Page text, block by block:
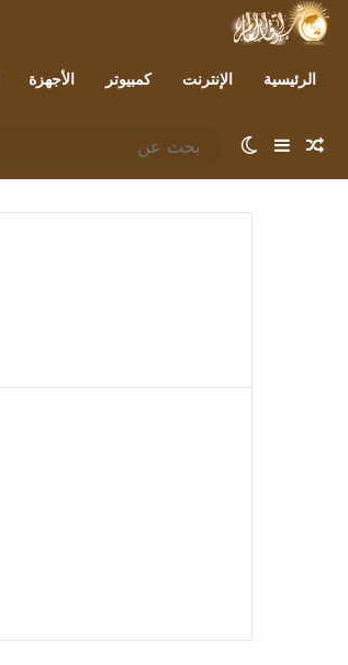
الرئيسية الإنترنت كمبيوتر الأجهزة
مقال عشوائي
إضافة عمود جانبي
الوضع المظلم